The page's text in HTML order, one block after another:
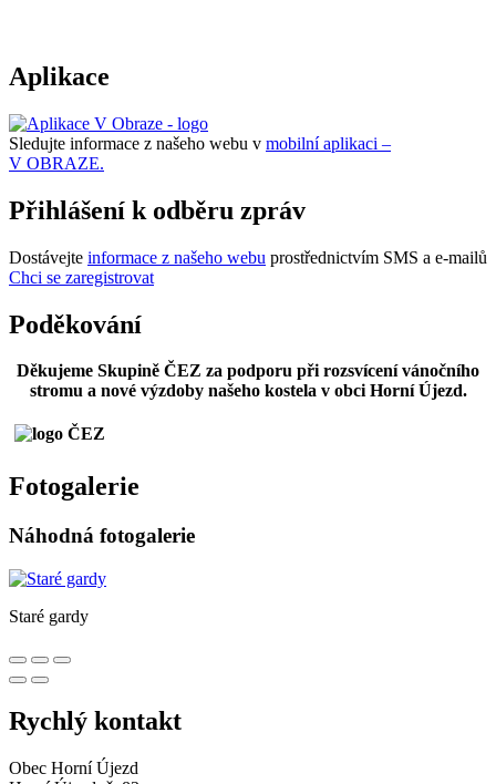
Aplikace
Sledujte informace z našeho webu v mobilní aplikaci –
V OBRAZE.
Přihlášení k odběru zpráv
Dostávejte informace z našeho webu prostřednictvím SMS a e-mailů
Chci se zaregistrovat
Poděkování
Děkujeme Skupině ČEZ za podporu při rozsvícení vánočního
stromu a nové výzdoby našeho kostela v obci Horní Újezd.
Fotogalerie
Náhodná fotogalerie
Staré gardy
Rychlý kontakt
Obec Horní Újezd